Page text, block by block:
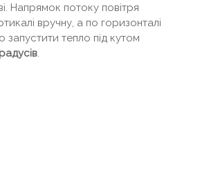
Напрямок потоку повітря
вручну, а по горизонталі
тепло під кутом